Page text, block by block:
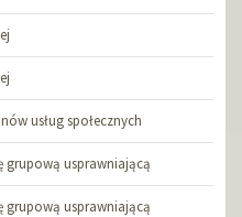
usług społecznych
grupową usprawniającą
grupową usprawniającą